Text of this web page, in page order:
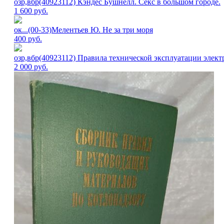
озр,вбр(40923112) Кэндес Бушнелл. Секс в большом городе.
1 600 руб.
ок...(00-33)Мелентьев Ю. Не за три моря
400 руб.
озр,вбр(40923112) Правила технической эксплуатации
2 000 руб.